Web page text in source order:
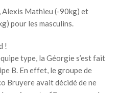
Alexis Mathieu (-90kg) et
pour les masculins.
!
type, la Géorgie s’est fait
B. En effet, le groupe de
Bruyere avait décidé de ne